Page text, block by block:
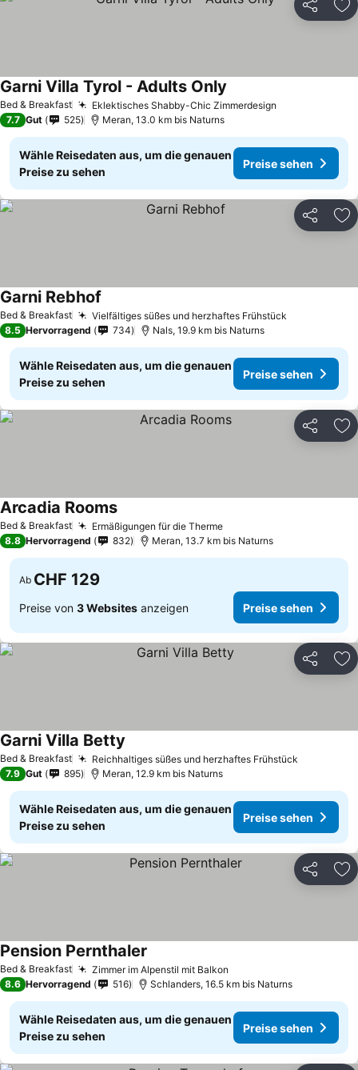
Teilen
Bed & Breakfast Eklektisches Shabby-Chic Zimmerdesign
Garni Villa Tyrol - Adults Only
7.7 Gut 525 Meran, 13.0 km bis Naturns
Wähle Reisedaten aus, um die genauen
Preise zu sehen
Preise sehen
Teilen
Bed & Breakfast Vielfältiges süßes und herzhaftes Frühstück
Garni Rebhof
8.5 Hervorragend 734 Nals, 19.9 km bis Naturns
Wähle Reisedaten aus, um die genauen
Preise zu sehen
Preise sehen
Teilen
Bed & Breakfast Ermäßigungen für die ThermePreise sehen
Arcadia RoomsPreise sehen
8.8 Hervorragend 832 Meran, 13.7 km bis Naturns
Ab CHF 129
Preise von 3 Websites anzeigen Preise sehen
Teilen
Bed & Breakfast Reichhaltiges süßes und herzhaftes Frühstück
Garni Villa Betty
7.9 Gut 895 Meran, 12.9 km bis Naturns
Wähle Reisedaten aus, um die genauen
Preise zu sehen
Preise sehen
Teilen
Bed & Breakfast Zimmer im Alpenstil mit Balkon
Pension Pernthaler
8.6 Hervorragend 516 Schlanders, 16.5 km bis Naturns
Wähle Reisedaten aus, um die genauen
Preise zu sehen
Preise sehen